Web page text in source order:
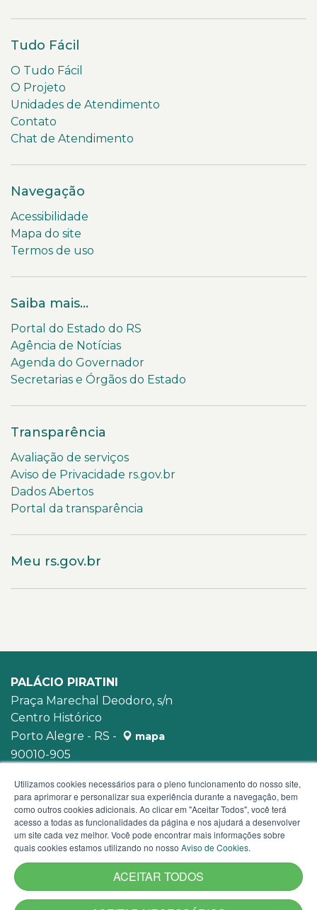
Tudo Fácil
O Tudo Fácil
O Projeto
Unidades de Atendimento
Contato
Chat de Atendimento
Navegação
Acessibilidade
Mapa do site
Termos de uso
Saiba mais...
Portal do Estado do RS
Agência de Notícias
Agenda do Governador
Secretarias e Órgãos do Estado
Transparência
Avaliação de serviços
Aviso de Privacidade rs.gov.br
Dados Abertos
Portal da transparência
Meu rs.gov.br
PALÁCIO PIRATINI
Praça Marechal Deodoro, s/n
Centro Histórico
Porto Alegre - RS -
mapa
90010-905
Utilizamos cookies necessários para o pleno funcionamento do nosso site,
para aprimorar e personalizar sua experiência durante a navegação, bem
como outros cookies adicionais. Ao clicar em "Aceitar Todos", você terá
acesso a todas as funcionalidades da página e nos ajudará a desenvolver
um site cada vez melhor. Você pode encontrar mais informações sobre
quais cookies estamos utilizando no nosso Aviso de Cookies.
ACEITAR TODOS